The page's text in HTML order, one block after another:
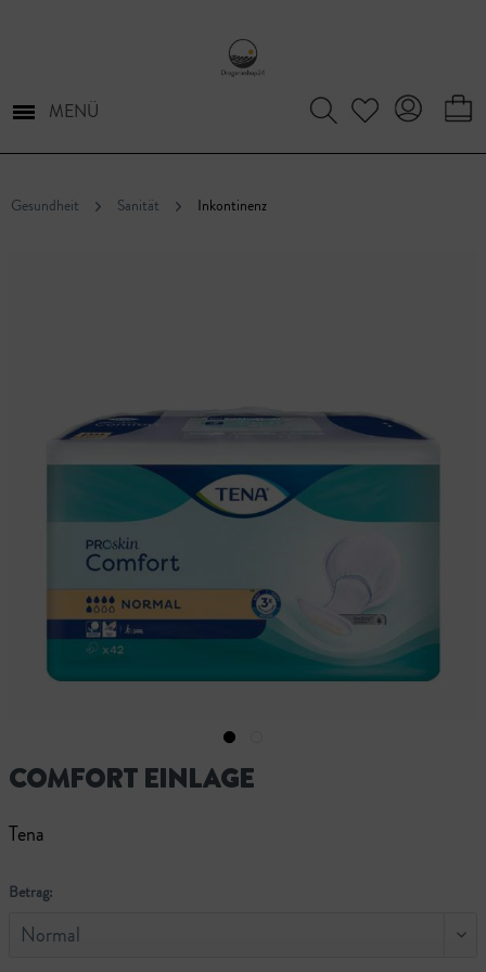
MENÜ
Gesundheit Sanität Inkontinenz
COMFORT EINLAGE
Tena
Betrag: